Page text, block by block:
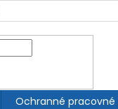
Ochranné